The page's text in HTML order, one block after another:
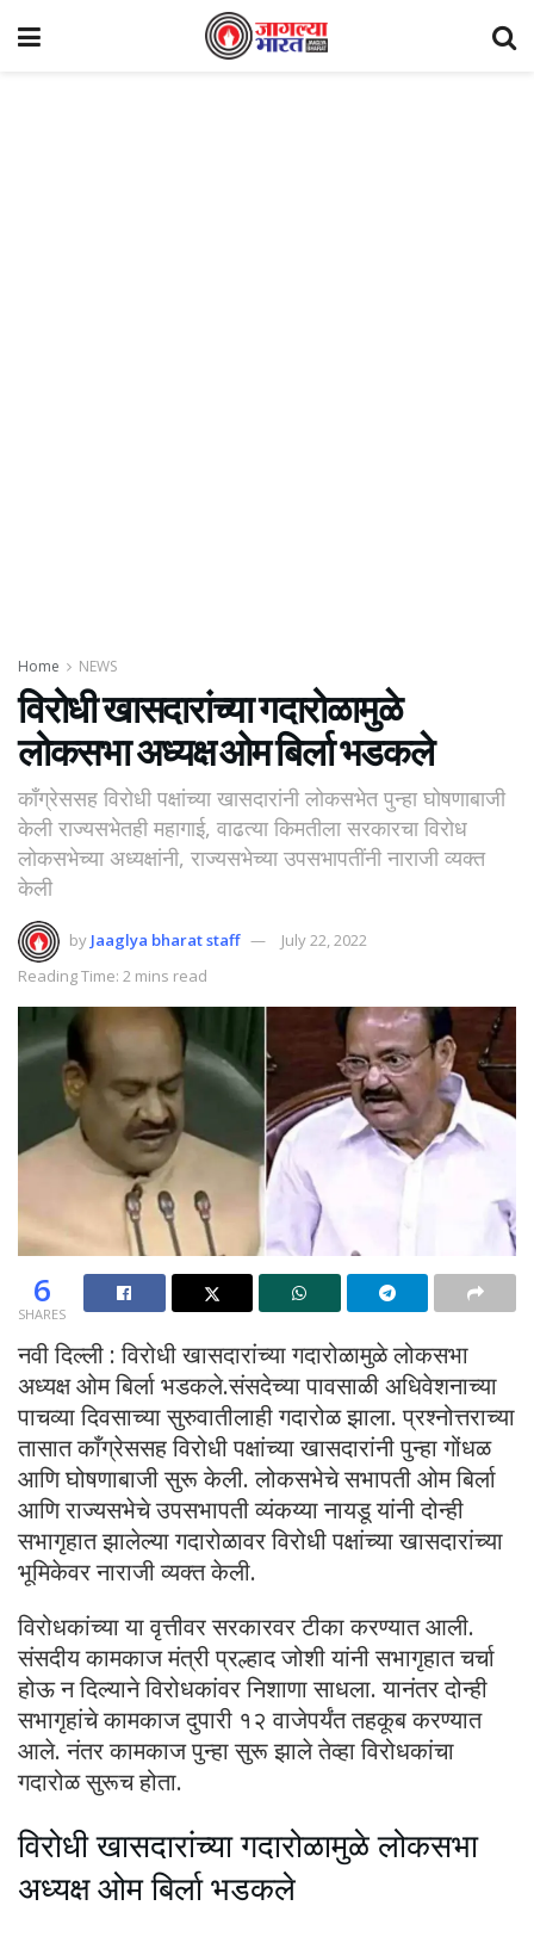
Home NEWS
विरोधी खासदारांच्या गदारोळामुळे
लोकसभा अध्यक्ष ओम बिर्ला भडकले
काँग्रेससह विरोधी पक्षांच्या खासदारांनी लोकसभेत पुन्हा घोषणाबाजी
केली राज्यसभेतही महागाई, वाढत्या किमतीला सरकारचा विरोध
लोकसभेच्या अध्यक्षांनी, राज्यसभेच्या उपसभापतींनी नाराजी व्यक्त
केली
by Jaaglya bharat staff
July 22, 2022
Reading Time: 2 mins read
6
SHARES
नवी दिल्ली : विरोधी खासदारांच्या गदारोळामुळे लोकसभा
अध्यक्ष ओम बिर्ला भडकले.संसदेच्या पावसाळी अधिवेशनाच्या
पाचव्या दिवसाच्या सुरुवातीलाही गदारोळ झाला. प्रश्नोत्तराच्या
तासात काँग्रेससह विरोधी पक्षांच्या खासदारांनी पुन्हा गोंधळ
आणि घोषणाबाजी सुरू केली. लोकसभेचे सभापती ओम बिर्ला
आणि राज्यसभेचे उपसभापती व्यंकय्या नायडू यांनी दोन्ही
सभागृहात झालेल्या गदारोळावर विरोधी पक्षांच्या खासदारांच्या
भूमिकेवर नाराजी व्यक्त केली.
विरोधकांच्या या वृत्तीवर सरकारवर टीका करण्यात आली.
संसदीय कामकाज मंत्री प्रल्हाद जोशी यांनी सभागृहात चर्चा
होऊ न दिल्याने विरोधकांवर निशाणा साधला. यानंतर दोन्ही
सभागृहांचे कामकाज दुपारी १२ वाजेपर्यंत तहकूब करण्यात
आले. नंतर कामकाज पुन्हा सुरू झाले तेव्हा विरोधकांचा
गदारोळ सुरूच होता.
विरोधी खासदारांच्या गदारोळामुळे लोकसभा
अध्यक्ष ओम बिर्ला भडकले